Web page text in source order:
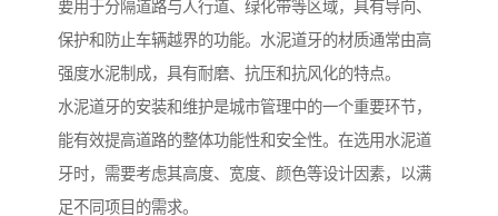
要用于分隔道路与人行道、绿化带等区域，具有导向、
保护和防止车辆越界的功能。水泥道牙的材质通常由高
强度水泥制成，具有耐磨、抗压和抗风化的特点。
水泥道牙的安装和维护是城市管理中的一个重要环节，
能有效提高道路的整体功能性和安全性。在选用水泥道
牙时，需要考虑其高度、宽度、颜色等设计因素，以满
足不同项目的需求。